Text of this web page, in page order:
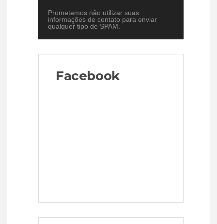
Prometemos não utilizar suas
informações de contato para enviar
qualquer tipo de SPAM.
Facebook